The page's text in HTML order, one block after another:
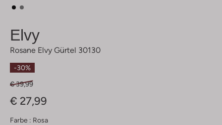
Elvy
Rosane Elvy Gürtel 30130
-30%
€ 39,99
€ 27,99
Farbe : Rosa